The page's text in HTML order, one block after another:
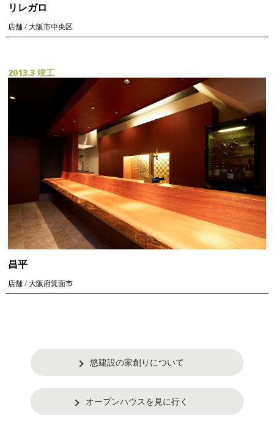
リレガロ
店舗 / 大阪市中央区
2013.3 竣工
昌平
店舗 / 大阪府箕面市
悠建設の家創りについて
オープンハウスを見に行く